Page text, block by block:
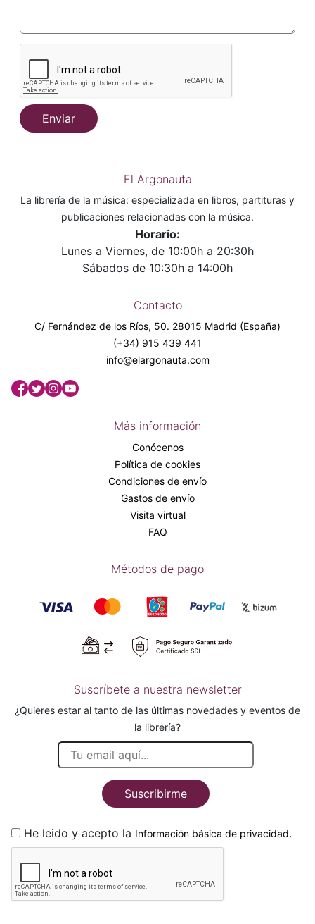
Enviar
El Argonauta
La librería de la música: especializada en libros, partituras y
publicaciones relacionadas con la música.
Horario:
Lunes a Viernes, de 10:00h a 20:30h
Sábados de 10:30h a 14:00h
Contacto
C/ Fernández de los Ríos, 50. 28015 Madrid (España)
(+34) 915 439 441
info@elargonauta.com
Más información
Conócenos
Política de cookies
Condiciones de envío
Gastos de envío
Visita virtual
FAQ
Métodos de pago
Suscríbete a nuestra newsletter
¿Quieres estar al tanto de las últimas novedades y eventos de
la librería?
Suscribirme
He leido y acepto la Información básica de privacidad.